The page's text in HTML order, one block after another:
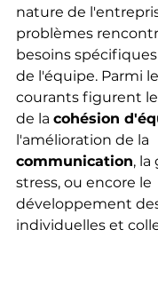
nature de
problèmes
besoins
de l'équipe. Parmi
courants figurent
de la cohésion
l'amélioration de la
communication, la
stress, ou encore le
développement
individuelles et